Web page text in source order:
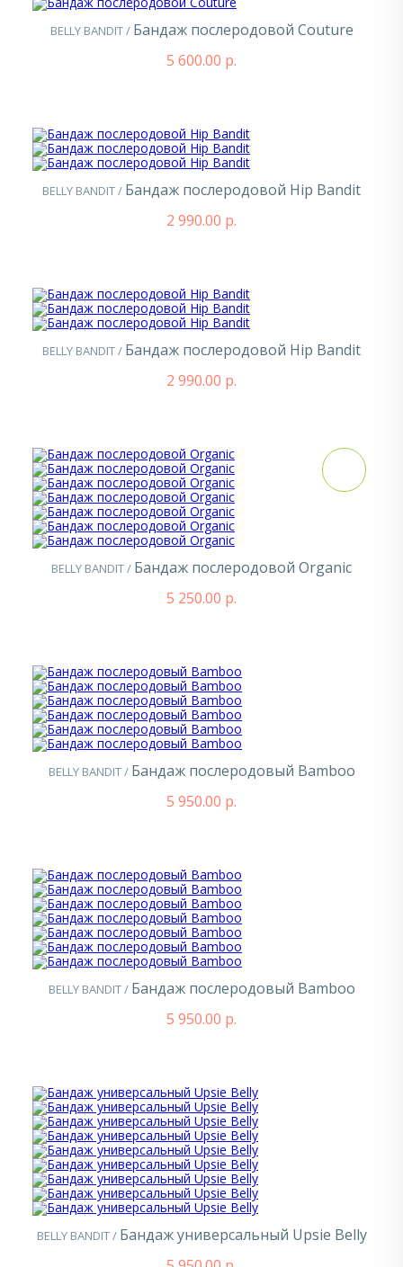
BELLY BANDIT / Бандаж послеродовой Couture
5 600.00 р.
BELLY BANDIT / Бандаж послеродовой Hip Bandit
2 990.00 р.
BELLY BANDIT / Бандаж послеродовой Hip Bandit
2 990.00 р.
BELLY BANDIT / Бандаж послеродовой Organic
5 250.00 р.
BELLY BANDIT / Бандаж послеродовый Bamboo
5 950.00 р.
BELLY BANDIT / Бандаж послеродовый Bamboo
5 950.00 р.
BELLY BANDIT / Бандаж универсальный Upsie Belly